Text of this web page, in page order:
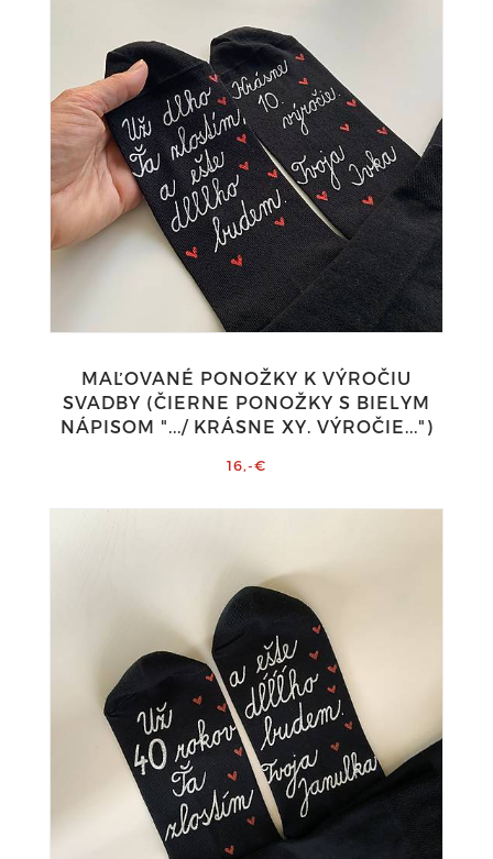
MAĽOVANÉ PONOŽKY K VÝROČIU
SVADBY (ČIERNE PONOŽKY S BIELYM
NÁPISOM ".../ KRÁSNE XY. VÝROČIE...")
16,-€